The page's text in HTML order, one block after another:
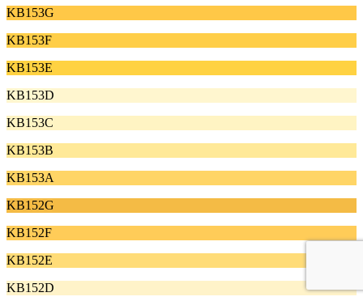
KB153G
KB153F
KB153E
KB153D
KB153C
KB153B
KB153A
KB152G
KB152F
KB152E
KB152D